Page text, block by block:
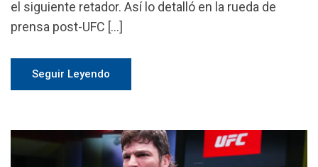
el siguiente retador. Así lo detalló en la rueda de
prensa post-UFC […]
Seguir Leyendo